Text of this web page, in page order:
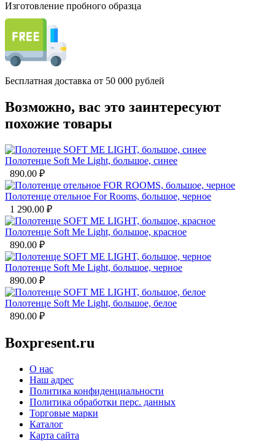
Изготовление пробного образца
Бесплатная доставка от 50 000 рублей
Возможно, вас это заинтересуют
похожие товары
Полотенце Soft Me Light, большое, синее
890.00 ₽
Полотенце отельное For Rooms, большое, черное
1 290.00 ₽
Полотенце Soft Me Light, большое, красное
890.00 ₽
Полотенце Soft Me Light, большое, черное
890.00 ₽
Полотенце Soft Me Light, большое, белое
890.00 ₽
Boxpresent.ru
О нас
Наш адрес
Политика конфиденциальности
Политика обработки перс. данных
Торговые марки
Каталог
Карта сайта